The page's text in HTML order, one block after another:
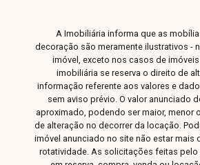
A Imobiliária informa que as
decoração são meramente ilustrativos -
imóvel, exceto nos casos de
imobiliária se reserva o direito de
informação referente aos valores e
sem aviso prévio. O valor anunciado
aproximado, podendo ser maior, menor
de alteração no decorrer da locação.
imóvel anunciado no site não estar mais
rotatividade. As solicitações feitas pelo